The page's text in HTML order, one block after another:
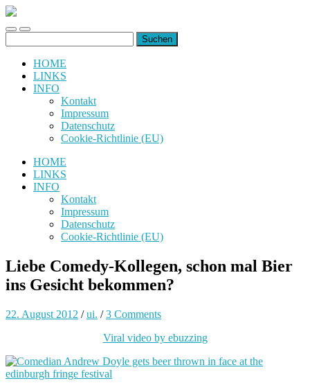
uiuiuiuiuiuiui.de
Toggle
mobile
Toggle
search
nach:
HOME
LINKS
INFO
Kontakt
Impressum
Datenschutz
Cookie-Richtlinie (EU)
HOME
LINKS
INFO
Kontakt
Impressum
Datenschutz
Cookie-Richtlinie (EU)
Liebe Comedy-Kollegen, schon mal Bier
ins Gesicht bekommen?
22. August 2012 /ui. /3 Comments
Viral video by ebuzzing